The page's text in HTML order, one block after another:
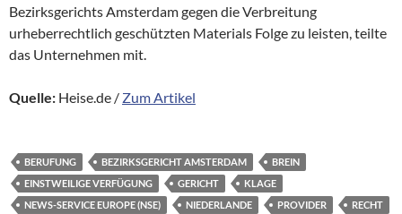
Bezirksgerichts Amsterdam gegen die Verbreitung
urheberrechtlich geschützten Materials Folge zu leisten, teilte
das Unternehmen mit.
Quelle: Heise.de / Zum Artikel
BERUFUNG BEZIRKSGERICHT AMSTERDAM
BREIN
EINSTWEILIGE VERFÜGUNG
GERICHT
KLAGE
NEWS-SERVICE EUROPE (NSE)
NIEDERLANDE PROVIDER
RECHT